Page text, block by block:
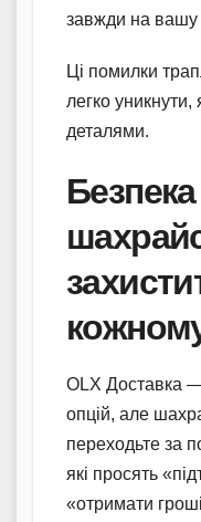
завжди на вашу
Ці помилки
легко уникнути,
деталями.
OLX Доставка
опцій, але
переходьте за
які просять
«отримати